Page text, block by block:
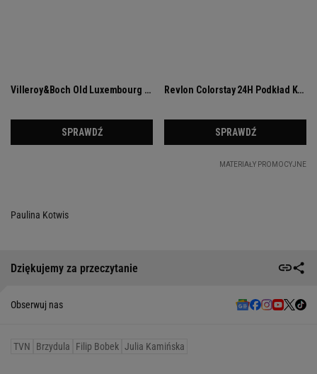
Paulina Kotwis
Dziękujemy za przeczytanie
Obserwuj nas
TVN Brzydula Filip Bobek Julia Kamińska